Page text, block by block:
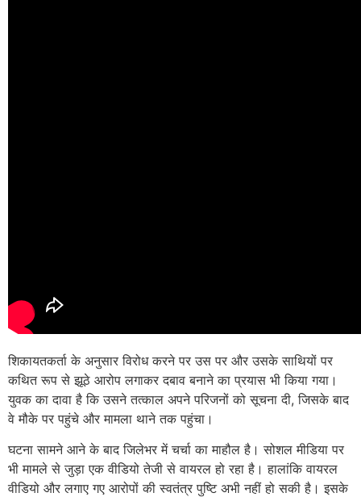
शिकायतकर्ता के अनुसार विरोध करने पर उस पर और उसके साथियों पर
कथित रूप से झूठे आरोप लगाकर दबाव बनाने का प्रयास भी किया गया।
युवक का दावा है कि उसने तत्काल अपने परिजनों को सूचना दी, जिसके बाद
वे मौके पर पहुंचे और मामला थाने तक पहुंचा।
घटना सामने आने के बाद जिलेभर में चर्चा का माहौल है। सोशल मीडिया पर
भी मामले से जुड़ा एक वीडियो तेजी से वायरल हो रहा है। हालांकि वायरल
वीडियो और लगाए गए आरोपों की स्वतंत्र पुष्टि अभी नहीं हो सकी है। इसके